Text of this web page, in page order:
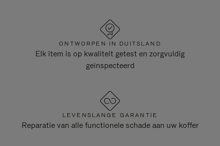
ONTWORPEN IN DUITSLAND
Elk item is op kwaliteit getest en zorgvuldig
geïnspecteerd
LEVENSLANGE GARANTIE
Reparatie van alle functionele schade aan uw koffer